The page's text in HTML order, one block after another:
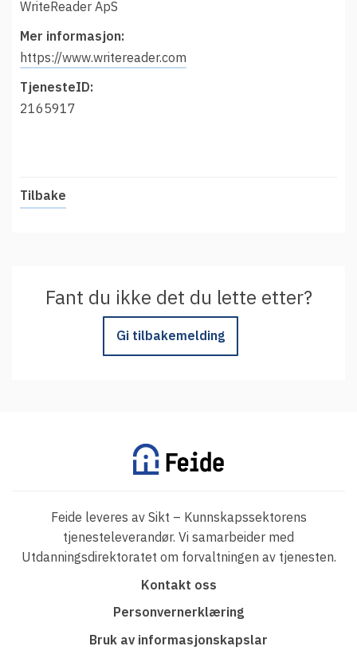
WriteReader ApS
Mer informasjon:
https://www.writereader.com
TjenesteID:
2165917
Tilbake
Fant du ikke det du lette etter?
Gi tilbakemelding
Feide leveres av Sikt – Kunnskapssektorens
tjenesteleverandør. Vi samarbeider med
Utdanningsdirektoratet om forvaltningen av tjenesten.
Kontakt oss
Personvernerklæring
Bruk av informasjonskapslar